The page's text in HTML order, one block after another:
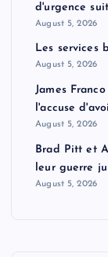
d'urgence
August 5, 2026
Les services
August 5, 2026
James
l'accuse
August 5, 2026
Brad Pitt et
leur guerre
August 5, 2026